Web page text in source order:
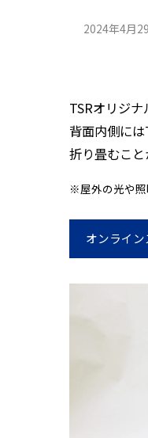
2024年4月
TSRオリジナ
背面内側に
折り畳むこ
※屋外の光や照
オンライ